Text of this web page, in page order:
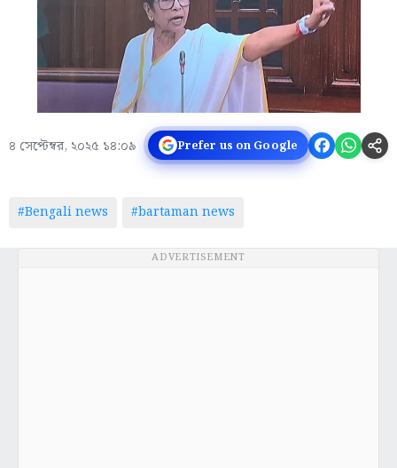
৪ সেপ্টেম্বর, ২০২৫ ১৪:০৯ Prefer us on Google
#Bengali news #bartaman news
ADVERTISEMENT